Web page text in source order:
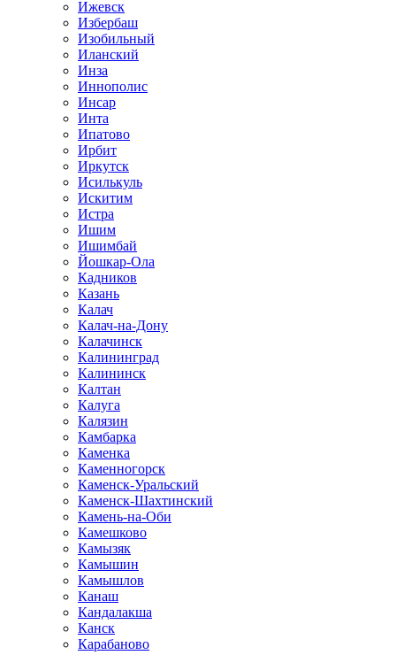
Ижевск
Избербаш
Изобильный
Иланский
Инза
Иннополис
Инсар
Инта
Ипатово
Ирбит
Иркутск
Исилькуль
Искитим
Истра
Ишим
Ишимбай
Йошкар-Ола
Кадников
Казань
Калач
Калач-на-Дону
Калачинск
Калининград
Калининск
Калтан
Калуга
Калязин
Камбарка
Каменка
Каменногорск
Каменск-Уральский
Каменск-Шахтинский
Камень-на-Оби
Камешково
Камызяк
Камышин
Камышлов
Канаш
Кандалакша
Канск
Карабаново